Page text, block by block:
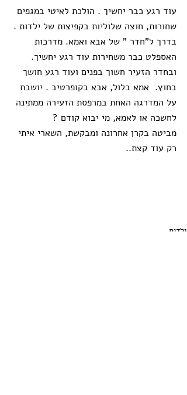
עוד רגע כבר יחשיך . הולכת לאיטי במגפים
שחורות, חוצה שלוליות בקפיצות של ילדות .
בדרך ל"חדר " של אבא ואמא. מדרכות
האספלט כבר משחירות עוד רגע יחשיך.
ובחדר הזעיר חשוך בפנים ועוד רגע חושך
בחוץ.  אמא בלול, אבא בקופרטיב . יושבת
על המדרגה האחת במרפסת הזעירה ממתינה
לחשכה או לאמא, מי יבוא קודם ?
מביטה בקרן אחרונה ומבקשת, השארי איתי
רק עוד קצת..
ילדות